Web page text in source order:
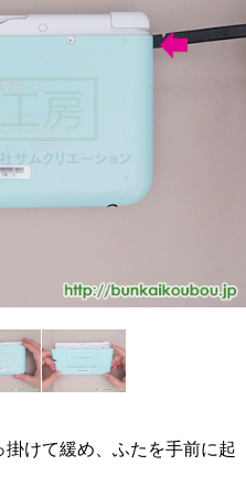
けて緩め、ふたを手前に起